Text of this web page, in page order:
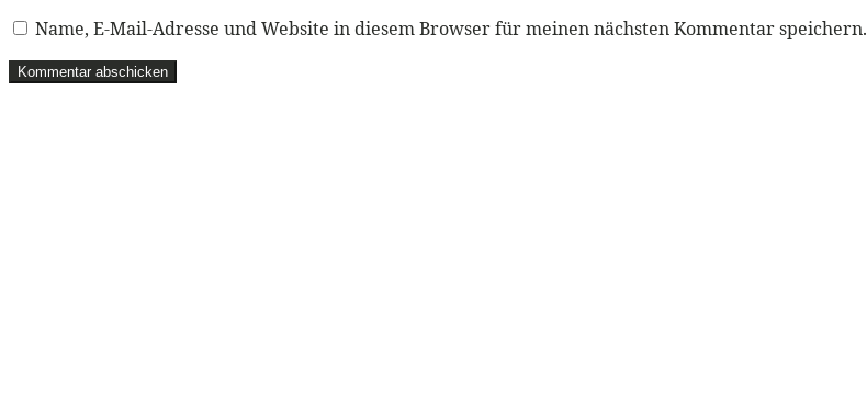
Name, E-Mail-Adresse und Website in diesem Browser für meinen nächsten Kommentar speichern.